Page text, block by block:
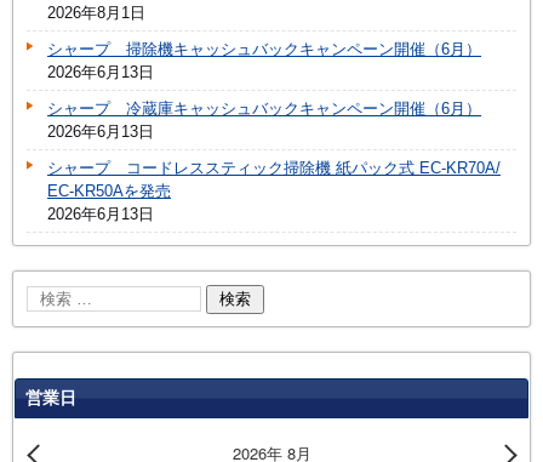
2026年8月1日
シャープ 掃除機キャッシュバックキャンペーン開催（6月）
2026年6月13日
シャープ 冷蔵庫キャッシュバックキャンペーン開催（6月）
2026年6月13日
シャープ コードレススティック掃除機 紙パック式 EC-KR70A/
EC-KR50Aを発売
2026年6月13日
営業日
2026年 8月